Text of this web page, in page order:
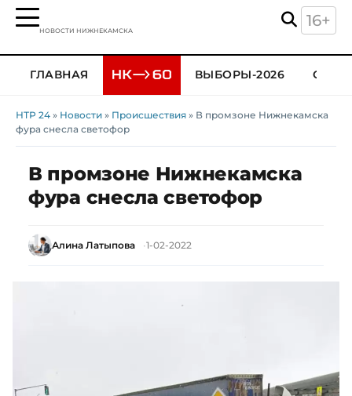
НОВОСТИ НИЖНЕКАМСКА
16+
ГЛАВНАЯ ВЫБОРЫ-2026
НТР 24 » Новости » Происшествия » В промзоне Нижнекамска
фура снесла светофор
В промзоне Нижнекамска
фура снесла светофор
Алина Латыпова 1-02-2022